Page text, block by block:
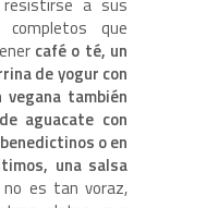
que
café o té, un
de yogur con
también
aguacate con
o en
una salsa
es tan voraz,